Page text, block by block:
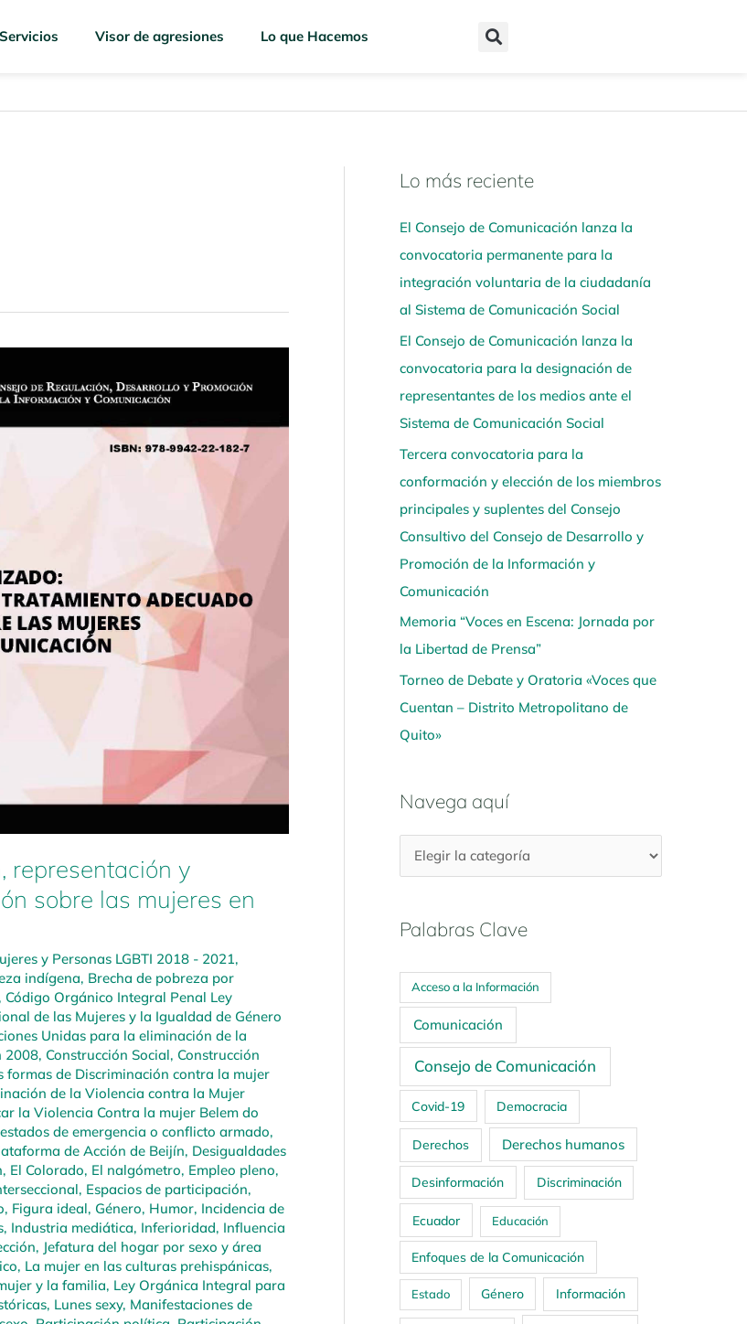
Servicios Visor de agresiones Lo que Hacemos
representación y
sobre las mujeres en
y Personas LGBTI 2018 - 2021,
indígena, Brecha de pobreza por
, Código Orgánico Integral Penal Ley
de las Mujeres y la Igualdad de Género
Unidas para la eliminación de la
2008, Construcción Social, Construcción
formas de Discriminación contra la mujer
de la Violencia contra la Mujer
la Violencia Contra la mujer Belem do
de emergencia o conflicto armado,
de Acción de Beijín, Desigualdades
, El Colorado, El nalgómetro, Empleo pleno,
, Espacios de participación,
, Figura ideal, Género, Humor, Incidencia de
, Industria mediática, Inferioridad, Influencia
, Jefatura del hogar por sexo y área
, La mujer en las culturas prehispánicas,
y la familia, Ley Orgánica Integral para
, Lunes sexy, Manifestaciones de
Lo más reciente
El Consejo de Comunicación lanza la
convocatoria permanente para la
integración voluntaria de la ciudadanía
al Sistema de Comunicación Social
El Consejo de Comunicación lanza la
convocatoria para la designación de
representantes de los medios ante el
Sistema de Comunicación Social
Tercera convocatoria para la
conformación y elección de los miembros
principales y suplentes del Consejo
Consultivo del Consejo de Desarrollo y
Promoción de la Información y
Comunicación
Memoria “Voces en Escena: Jornada por
la Libertad de Prensa”
Torneo de Debate y Oratoria «Voces que
Cuentan – Distrito Metropolitano de
Quito»
Navega aquí
N
v
e
g
a
a
q
u
í
Palabras Clave
Acceso a la Información
Comunicación
Consejo de Comunicación
Covid-19 Democracia
Derechos Derechos humanos
Desinformación Discriminación
Ecuador Educación
Enfoques de la Comunicación
Estado Género Información